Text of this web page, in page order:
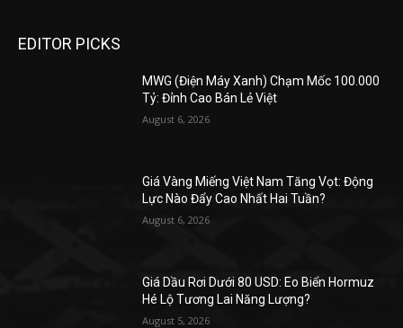
EDITOR PICKS
MWG (Điện Máy Xanh) Chạm Mốc 100.000
Tỷ: Đỉnh Cao Bán Lẻ Việt
August 6, 2026
Giá Vàng Miếng Việt Nam Tăng Vọt: Động
Lực Nào Đẩy Cao Nhất Hai Tuần?
August 6, 2026
Giá Dầu Rơi Dưới 80 USD: Eo Biển Hormuz
Hé Lộ Tương Lai Năng Lượng?
August 5, 2026